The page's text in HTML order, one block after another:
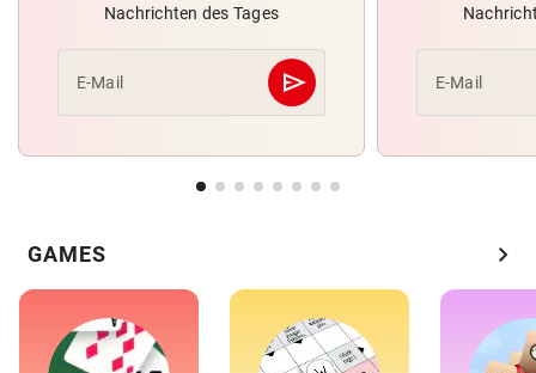
Nachrichten des Tages
E-Mail send
Abschicken E-Mail
GAMES chevron_right